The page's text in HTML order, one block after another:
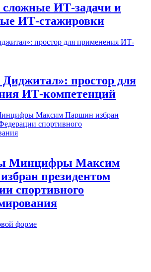
ИТ‑задачи и
ИТ‑стажировки
простор для
ИТ-компетенций
Минцифры Максим
президентом
спортивного
форме